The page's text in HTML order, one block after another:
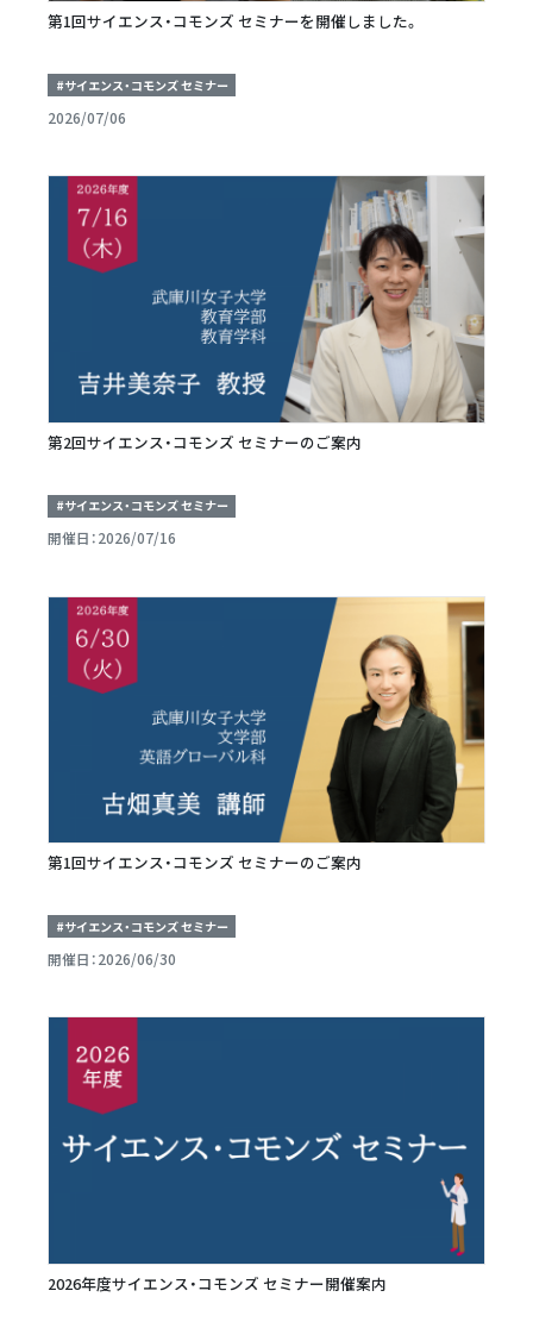
第1回サイエンス・コモンズ セミナーを開催しました。
#サイエンス・コモンズ セミナー
2026/07/06
第2回サイエンス・コモンズ セミナーのご案内
#サイエンス・コモンズ セミナー
開催日：2026/07/16
第1回サイエンス・コモンズ セミナーのご案内
#サイエンス・コモンズ セミナー
開催日：2026/06/30
2026年度サイエンス・コモンズ セミナー開催案内